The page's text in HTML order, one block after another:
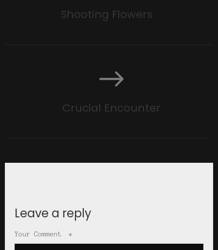
Shooting Flowers
Crucial Encounter
Leave a reply
Your Comment *